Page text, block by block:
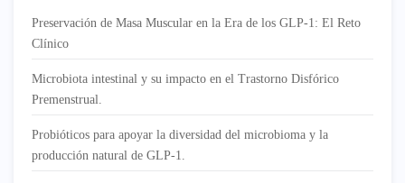
Preservación de Masa Muscular en la Era de los GLP-1: El Reto
Clínico
Microbiota intestinal y su impacto en el Trastorno Disfórico
Premenstrual.
Probióticos para apoyar la diversidad del microbioma y la
producción natural de GLP-1.